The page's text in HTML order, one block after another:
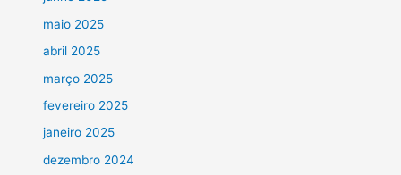
maio 2025
abril 2025
março 2025
fevereiro 2025
janeiro 2025
dezembro 2024